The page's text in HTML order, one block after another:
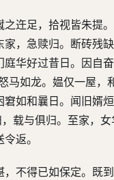
迕足，拾视皆朱提
，急赎归。断砖残
华好过昔日。因自
马如龙。媪仅一屋，
如和曩日。闻旧婿
载与俱归。至家，
返。
不得已如保定。既